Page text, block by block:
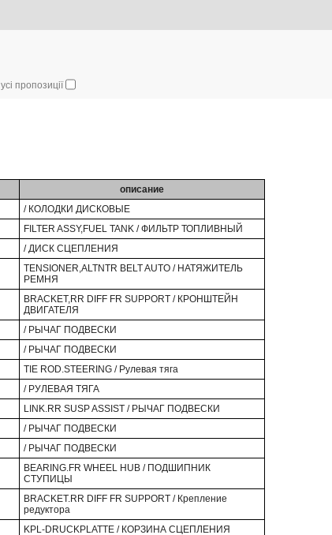
усі пропозиції
описание
/ КОЛОДКИ ДИСКОВЫЕ
FILTER ASSY,FUEL TANK / ФИЛЬТР ТОПЛИВНЫЙ
/ ДИСК СЦЕПЛЕНИЯ
TENSIONER,ALTNTR BELT AUTO / НАТЯЖИТЕЛЬ
РЕМНЯ
BRACKET,RR DIFF FR SUPPORT / КРОНШТЕЙН
ДВИГАТЕЛЯ
/ РЫЧАГ ПОДВЕСКИ
/ РЫЧАГ ПОДВЕСКИ
TIE ROD.STEERING / Рулевая тяга
/ РУЛЕВАЯ ТЯГА
LINK.RR SUSP ASSIST / РЫЧАГ ПОДВЕСКИ
/ РЫЧАГ ПОДВЕСКИ
/ РЫЧАГ ПОДВЕСКИ
BEARING.FR WHEEL HUB / ПОДШИПНИК
СТУПИЦЫ
BRACKET.RR DIFF FR SUPPORT / Крепление
редуктора
KPL-DRUCKPLATTE / КОРЗИНА СЦЕПЛЕНИЯ